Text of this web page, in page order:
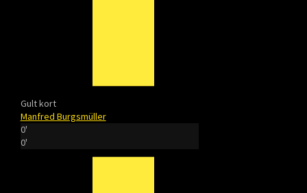
Gult kort
Manfred Burgsmüller
0'
0'